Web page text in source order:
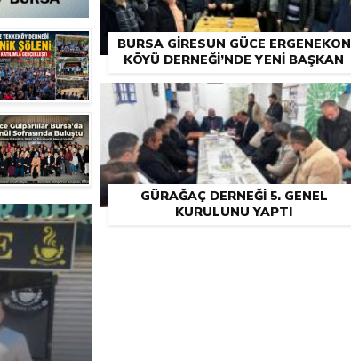
BURSA GIRESUN GÜCE ERGENEKON
KÖYÜ DERNEĞI’NDE YENI BAŞKAN
OLDU
GÜRAĞAÇ DERNEĞI 5. GENEL
KURULUNU YAPTI